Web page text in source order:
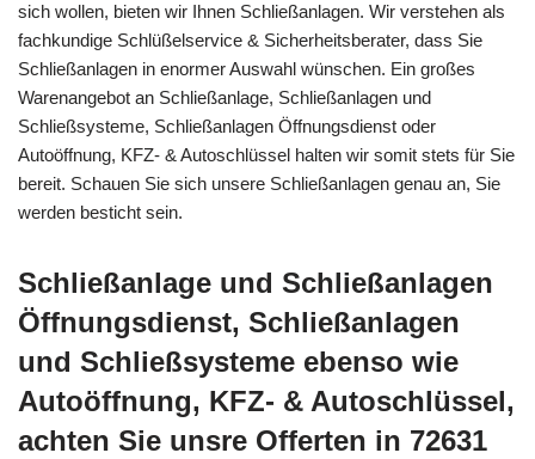
sich wollen, bieten wir Ihnen Schließanlagen. Wir verstehen als
fachkundige Schlüßelservice & Sicherheitsberater, dass Sie
Schließanlagen in enormer Auswahl wünschen. Ein großes
Warenangebot an Schließanlage, Schließanlagen und
Schließsysteme, Schließanlagen Öffnungsdienst oder
Autoöffnung, KFZ- & Autoschlüssel halten wir somit stets für Sie
bereit. Schauen Sie sich unsere Schließanlagen genau an, Sie
werden besticht sein.
Schließanlage und Schließanlagen
Öffnungsdienst, Schließanlagen
und Schließsysteme ebenso wie
Autoöffnung, KFZ- & Autoschlüssel,
achten Sie unsre Offerten in 72631